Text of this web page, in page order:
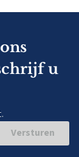
u
Versturen